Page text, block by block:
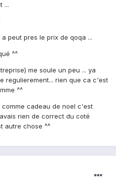
...
peut pres le prix de qoqa ...
^^
me soule un peu ... ya
regulierement... rien que ca c'est
^^
cadeau de noel c'est
rien de correct du coté
autre chose ^^